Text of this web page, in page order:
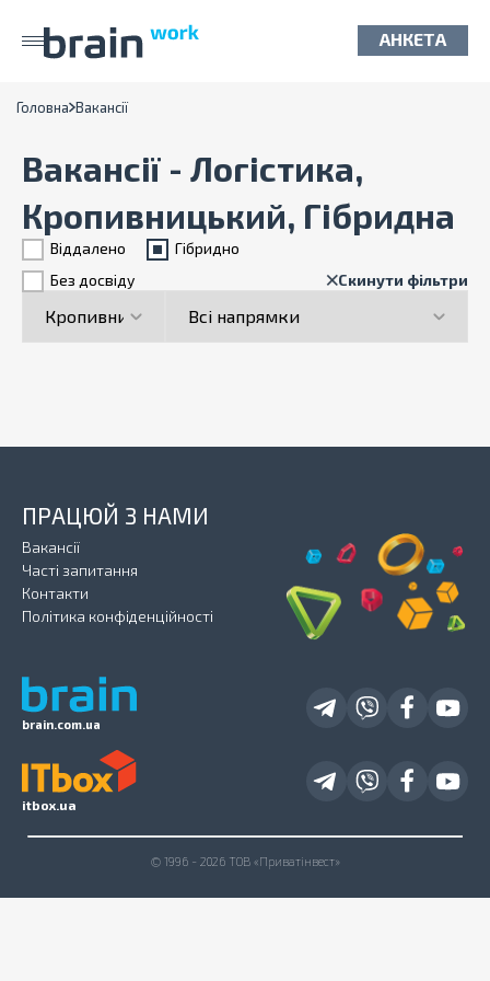
АНКЕТА
Головна Вакансії
Вакансії - Логістика,
Кропивницький, Гібридна
Віддалено
Гiбридно
Без досвіду
Скинути фільтри
brain.com.ua
ПРАЦЮЙ З НАМИ
Вакансії
Часті запитання
Контакти
Політика конфіденційності
itbox.ua
© 1996 - 2026 ТОВ «Приватінвест»